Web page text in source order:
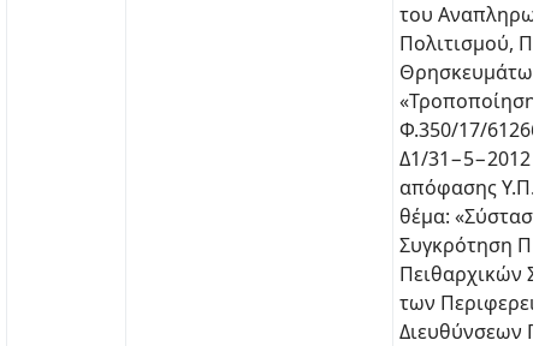
του
Πολιτισμού,
«Τροποποίηση
Φ.350/17/
Δ1/31−5−2012
απόφασης
θέμα:
Συγκρότηση
Πειθαρχικών
των
Διευθύνσεων